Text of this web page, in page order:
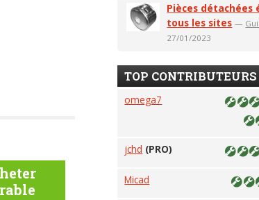
Pièces
tous les sites —
27/01/2023
TOP CONTRIBUTEURS
omega7
jchd (PRO)
Micad